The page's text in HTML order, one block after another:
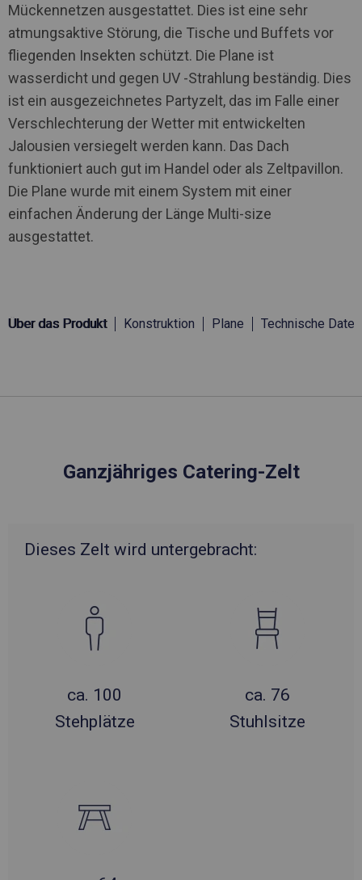
Mückennetzen ausgestattet. Dies ist eine sehr
atmungsaktive Störung, die Tische und Buffets vor
fliegenden Insekten schützt. Die Plane ist
wasserdicht und gegen UV -Strahlung beständig. Dies
ist ein ausgezeichnetes Partyzelt, das im Falle einer
Verschlechterung der Wetter mit entwickelten
Jalousien versiegelt werden kann. Das Dach
funktioniert auch gut im Handel oder als Zeltpavillon.
Die Plane wurde mit einem System mit einer
einfachen Änderung der Länge Multi-size
ausgestattet.
Über das Produkt Konstruktion Plane Technische Daten
Ganzjähriges Catering-Zelt
Dieses Zelt wird untergebracht:
ca. 100
Stehplätze
ca. 76
Stuhlsitze